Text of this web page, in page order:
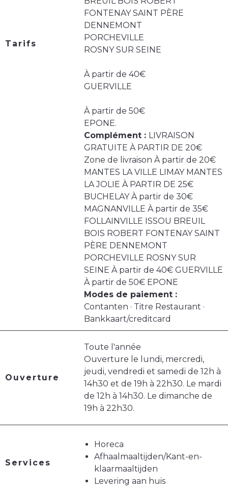
Tarifs
FONTENAY SAINT PÈRE
DENNEMONT
PORCHEVILLE
ROSNY SUR SEINE
À partir de 40€
GUERVILLE
À partir de 50€
EPONE.
Complément : LIVRAISON
GRATUITE À PARTIR DE 20€
Zone de livraison À partir de 20€
MANTES LA VILLE LIMAY MANTES
LA JOLIE À PARTIR DE 25€
BUCHELAY À partir de 30€
MAGNANVILLE À partir de 35€
FOLLAINVILLE ISSOU BREUIL
BOIS ROBERT FONTENAY SAINT
PÈRE DENNEMONT
PORCHEVILLE ROSNY SUR
SEINE À partir de 40€ GUERVILLE
À partir de 50€ EPONE
Modes de paiement :
Contanten · Titre Restaurant ·
Bankkaart/creditcard
Ouverture
Toute l'année
Ouverture le lundi, mercredi,
jeudi, vendredi et samedi de 12h à
14h30 et de 19h à 22h30. Le mardi
de 12h à 14h30. Le dimanche de
19h à 22h30.
Services
Horeca
Afhaalmaaltijden/Kant-en-
klaarmaaltijden
Levering aan huis